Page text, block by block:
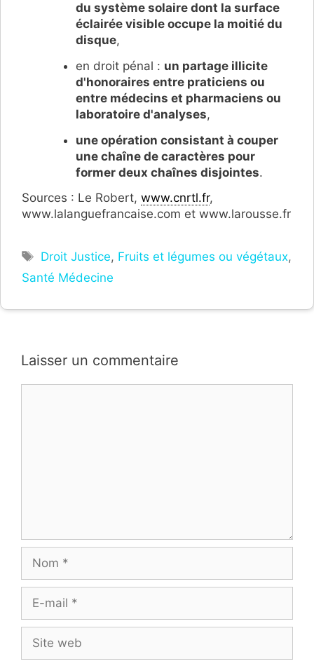
du système solaire dont la surface
éclairée visible occupe la moitié du
disque,
en droit pénal : un partage illicite
d'honoraires entre praticiens ou
entre médecins et pharmaciens ou
laboratoire d'analyses,
une opération consistant à couper
une chaîne de caractères pour
former deux chaînes disjointes.
Sources : Le Robert, www.cnrtl.fr,
www.lalanguefrancaise.com et www.larousse.fr
Étiquettes
Droit Justice, Fruits et légumes ou végétaux,
Santé Médecine
Laisser un commentaire
mail
web